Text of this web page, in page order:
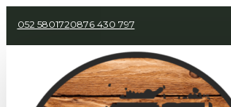
052 5801720876 430 797